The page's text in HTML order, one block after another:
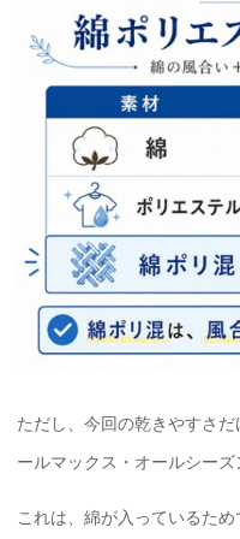
ただし、今回の乾きやすさ
ールマックス・オールシーズ
これは、綿が入っているた